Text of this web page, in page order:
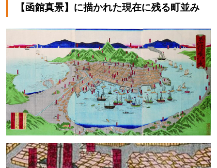
【函館真景】に描かれた現在に残る町並み